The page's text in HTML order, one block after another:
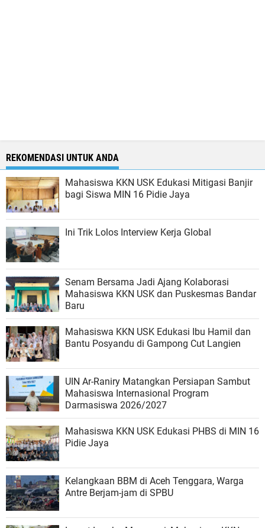
REKOMENDASI UNTUK ANDA
Mahasiswa KKN USK Edukasi Mitigasi Banjir
bagi Siswa MIN 16 Pidie Jaya
Ini Trik Lolos Interview Kerja Global
Senam Bersama Jadi Ajang Kolaborasi
Mahasiswa KKN USK dan Puskesmas Bandar
Baru
Mahasiswa KKN USK Edukasi Ibu Hamil dan
Bantu Posyandu di Gampong Cut Langien
UIN Ar-Raniry Matangkan Persiapan Sambut
Mahasiswa Internasional Program
Darmasiswa 2026/2027
Mahasiswa KKN USK Edukasi PHBS di MIN 16
Pidie Jaya
Kelangkaan BBM di Aceh Tenggara, Warga
Antre Berjam-jam di SPBU